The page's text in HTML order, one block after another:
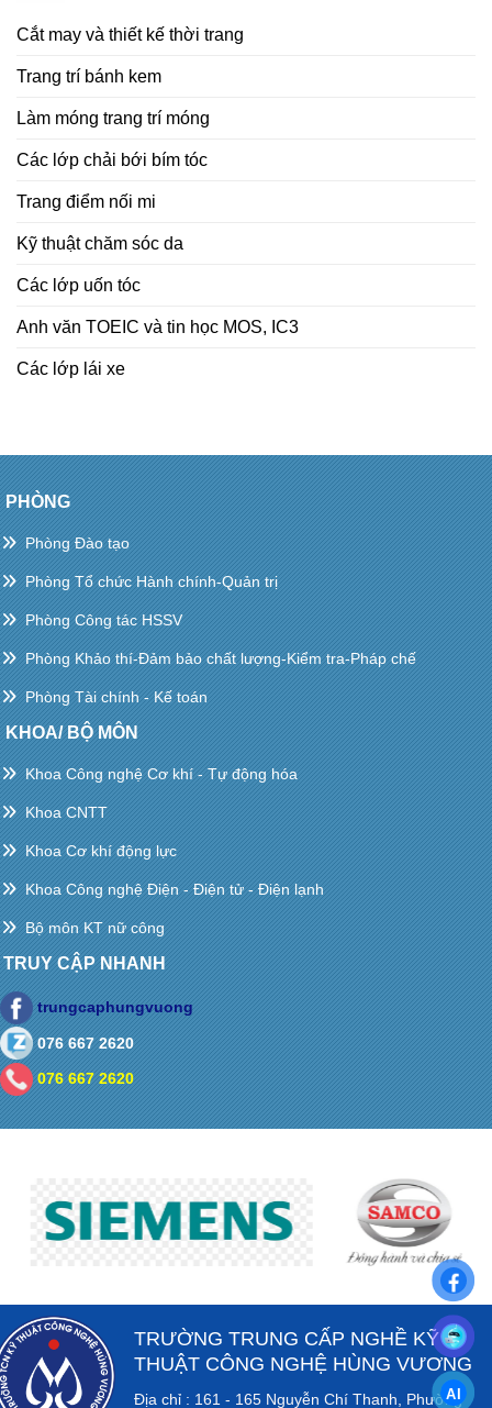
Cắt may và thiết kế thời trang
Trang trí bánh kem
Làm móng trang trí móng
Các lớp chải bới bím tóc
Trang điểm nối mi
Kỹ thuật chăm sóc da
Các lớp uốn tóc
Anh văn TOEIC và tin học MOS, IC3
Các lớp lái xe
PHÒNG
Phòng Đào tạo
Phòng Tổ chức Hành chính-Quản trị
Phòng Công tác HSSV
Phòng Khảo thí-Đảm bảo chất lượng-Kiểm tra-Pháp chế
Phòng Tài chính - Kế toán
KHOA/ BỘ MÔN
Khoa Công nghệ Cơ khí - Tự động hóa
Khoa CNTT
Khoa Cơ khí động lực
Khoa Công nghệ Điện - Điện tử - Điện lạnh
Bộ môn KT nữ công
TRUY CẬP NHANH
trungcaphungvuong
076 667 2620
076 667 2620
TRƯỜNG TRUNG CẤP NGHỀ KỸ
THUẬT CÔNG NGHỆ HÙNG VƯƠNG
Địa chỉ : 161 - 165 Nguyễn Chí Thanh, Phường